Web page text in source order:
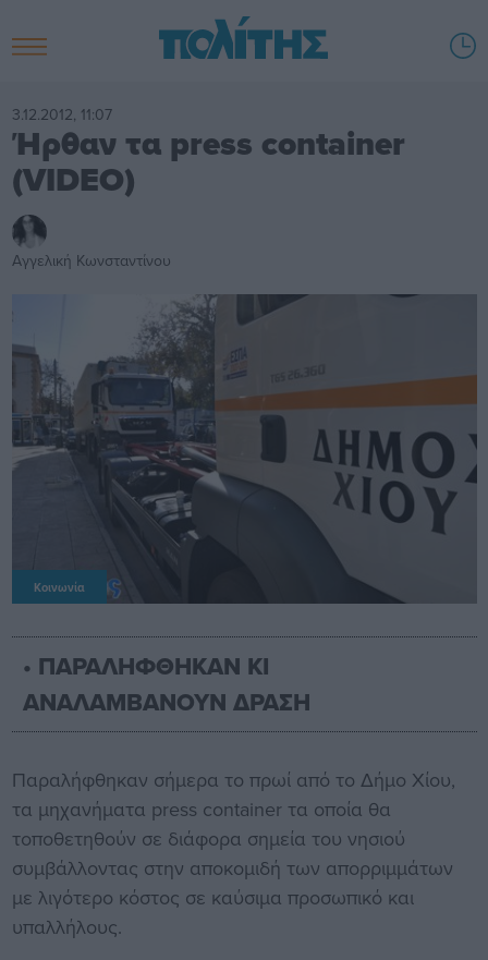
3.12.2012, 11:07
Ήρθαν τα press container
(VIDEO)
Αγγελική Κωνσταντίνου
Κοινωνία
• ΠΑΡΑΛΗΦΘΗΚΑΝ ΚΙ
ΑΝΑΛΑΜΒΑΝΟΥΝ ΔΡΑΣΗ
Παραλήφθηκαν σήμερα το πρωί από το Δήμο Χίου,
τα μηχανήματα press container τα οποία θα
τοποθετηθούν σε διάφορα σημεία του νησιού
συμβάλλοντας στην αποκομιδή των απορριμμάτων
με λιγότερο κόστος σε καύσιμα προσωπικό και
υπαλλήλους.